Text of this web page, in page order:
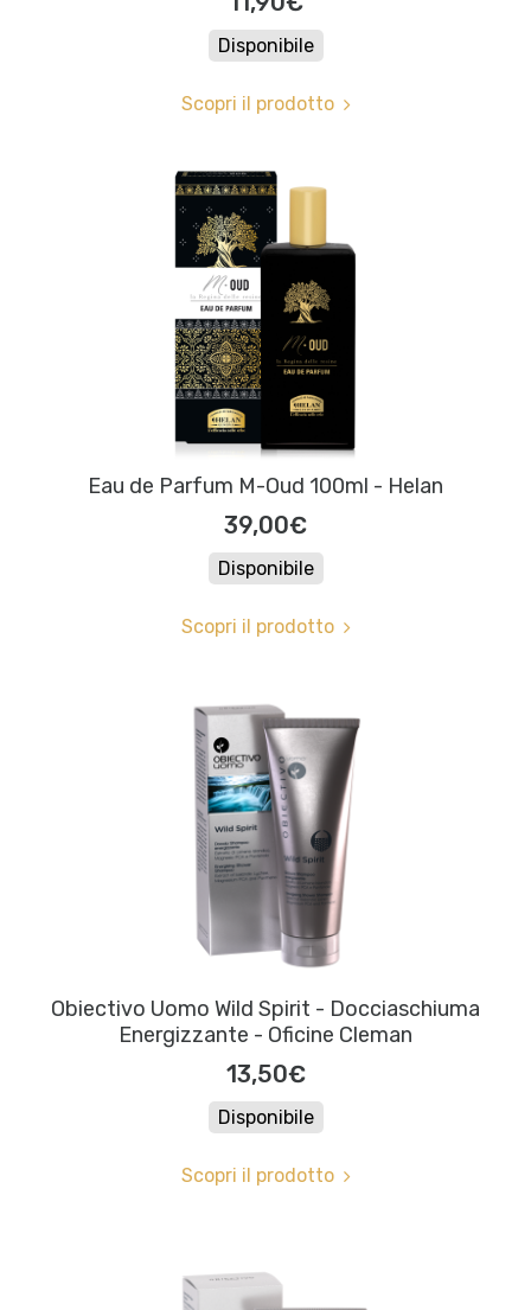
Disponibile
Scopri il prodotto
Eau de Parfum M-Oud 100ml - Helan
39,00€
Disponibile
Scopri il prodotto
Obiectivo Uomo Wild Spirit - Docciaschiuma
Energizzante - Oficine Cleman
13,50€
Disponibile
Scopri il prodotto